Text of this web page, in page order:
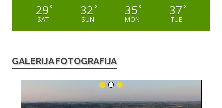
29°
SAT
32°
SUN
35°
MON
37°
TUE
GALERIJA FOTOGRAFIJA